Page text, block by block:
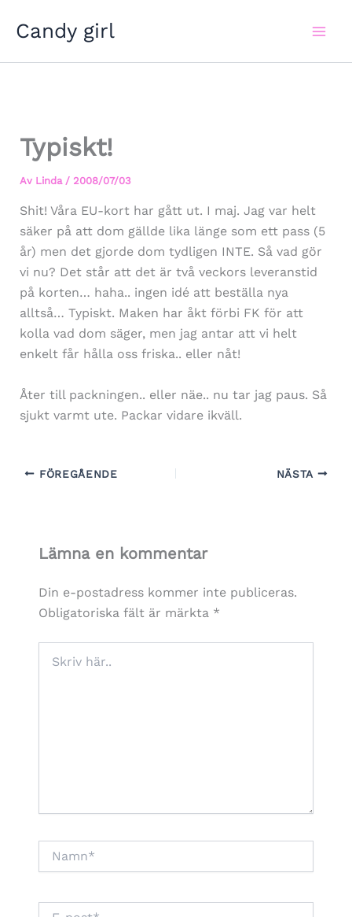
Candy girl
Typiskt!
Av Linda / 2008/07/03
Shit! Våra EU-kort har gått ut. I maj. Jag var helt
säker på att dom gällde lika länge som ett pass (5
år) men det gjorde dom tydligen INTE. Så vad gör
vi nu? Det står att det är två veckors leveranstid
på korten… haha.. ingen idé att beställa nya
alltså… Typiskt. Maken har åkt förbi FK för att
kolla vad dom säger, men jag antar att vi helt
enkelt får hålla oss friska.. eller nåt!
Åter till packningen.. eller näe.. nu tar jag paus. Så
sjukt varmt ute. Packar vidare ikväll.
FÖREGÅENDE NÄSTA
Lämna en kommentar
Din e-postadress kommer inte publiceras.
Obligatoriska fält är märkta *
här..